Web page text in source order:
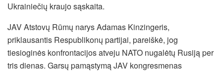
Ukrainiečių kraujo sąskaita.
JAV Atstovų Rūmų narys Adamas Kinzingeris,
priklausantis Respublikonų partijai, pareiškė, jog
tiesioginės konfrontacijos atveju NATO nugalėtų Rusiją per
tris dienas. Garsų pamąstymą JAV kongresmenas